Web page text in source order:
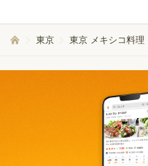
東京 東京 メキシコ料理